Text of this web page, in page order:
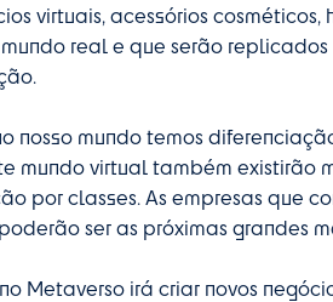
virtuais, acessórios
real e que serão
nosso mundo temos
mundo virtual também existirão
por classes. As empresas que
ser as próximas grandes
Metaverso irá criar novos